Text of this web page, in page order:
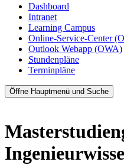
Dashboard
Intranet
Learning Campus
Online-Service-Center
Outlook Webapp (OWA)
Stundenpläne
Terminpläne
Öffne Hauptmenü und Suche